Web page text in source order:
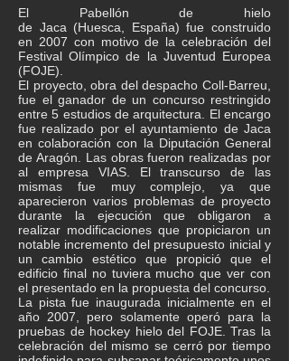
El Pabellón de hielo
de Jaca (Huesca España) fue construido
en 2007 con motivo de la celebración del
Festival Olímpico de la Juventud Europea
(FOJE).
El proyecto, obra del despacho Coll-Barreu,
fue el ganador de un concurso restringido
entre 5 estudios de arquitectura. El encargo
fue realizado por el ayuntamiento de Jaca
en colaboración con la Diputación General
de Aragón . Las obras fueron realizadas por
al empresa VIAS. El transcurso de las
mismas fue muy complejo, ya que
aparecieron varios problemas de proyecto
durante la ejecución que obligaron a
realizar modificaciones que propiciaron un
notable incremento del presupuesto inicial y
un cambio estético que propició que el
edificio final no tuviera mucho que ver con
el presentado en la propuesta del concurso.
La pista fue inaugurada inicialmente en el
año 2007, pero solamente operó para la
pruebas de hockey hielo del FOJE. Tras la
celebración del mismo se cerró por tiempo